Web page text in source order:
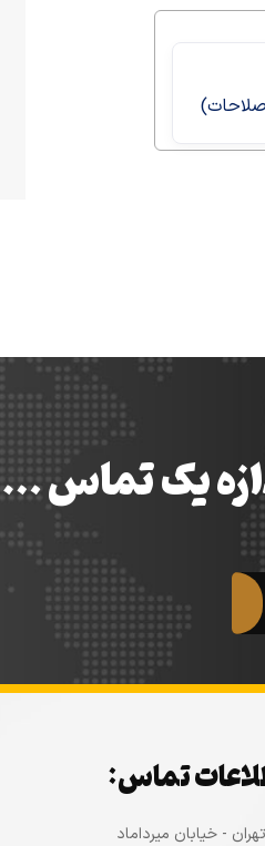
یک تماس …
تماس:
تهران - خیابان میرداماد